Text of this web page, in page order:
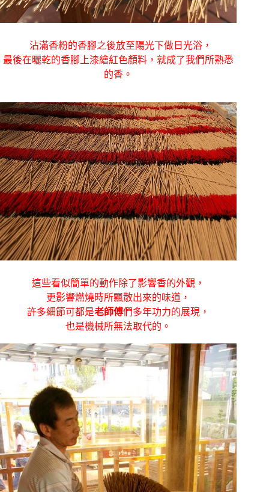
沾滿香粉的香腳之後放至陽光下做日光浴，
最後在曬乾的香腳上漆繪紅色顏料，就成了我們所熟悉
的香。
這些看似簡單的動作除了影響香的外觀，
更影響燃燒時所飄散出來的味道，
許多細節可都是老師傅們多年功力的展現，
也是機械所無法取代的。